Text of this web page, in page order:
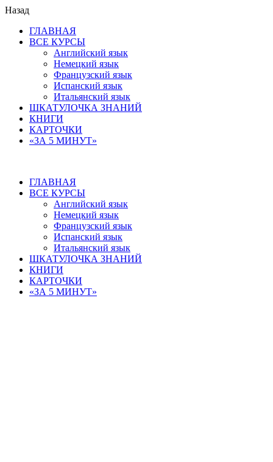
Назад
ГЛАВНАЯ
ВСЕ КУРСЫ
Английский язык
Немецкий язык
Французский язык
Испанский язык
Итальянский язык
ШКАТУЛОЧКА ЗНАНИЙ
КНИГИ
КАРТОЧКИ
«ЗА 5 МИНУТ»
ГЛАВНАЯ
ВСЕ КУРСЫ
Английский язык
Немецкий язык
Французский язык
Испанский язык
Итальянский язык
ШКАТУЛОЧКА ЗНАНИЙ
КНИГИ
КАРТОЧКИ
«ЗА 5 МИНУТ»